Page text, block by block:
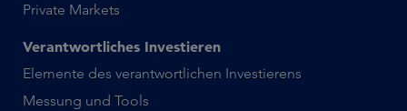
Private Markets
Verantwortliches Investieren
Elemente des verantwortlichen Investierens
Messung und Tools